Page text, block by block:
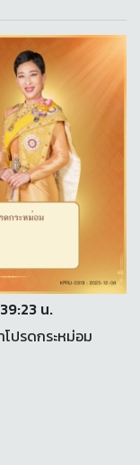
น.
โปรดกระหม่อม